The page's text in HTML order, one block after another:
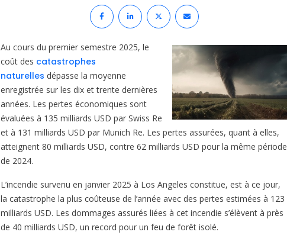
Au cours du premier semestre 2025, le
coût des catastrophes
naturelles dépasse la moyenne
enregistrée sur les dix et trente dernières
années. Les pertes économiques sont
évaluées à 135 milliards USD par Swiss Re
et à 131 milliards USD par Munich Re. Les pertes assurées, quant à elles,
atteignent 80 milliards USD, contre 62 milliards USD pour la même période
de 2024.
L’incendie survenu en janvier 2025 à Los Angeles constitue, est à ce jour,
la catastrophe la plus coûteuse de l’année avec des pertes estimées à 123
milliards USD. Les dommages assurés liées à cet incendie s’élèvent à près
de 40 milliards USD, un record pour un feu de forêt isolé.